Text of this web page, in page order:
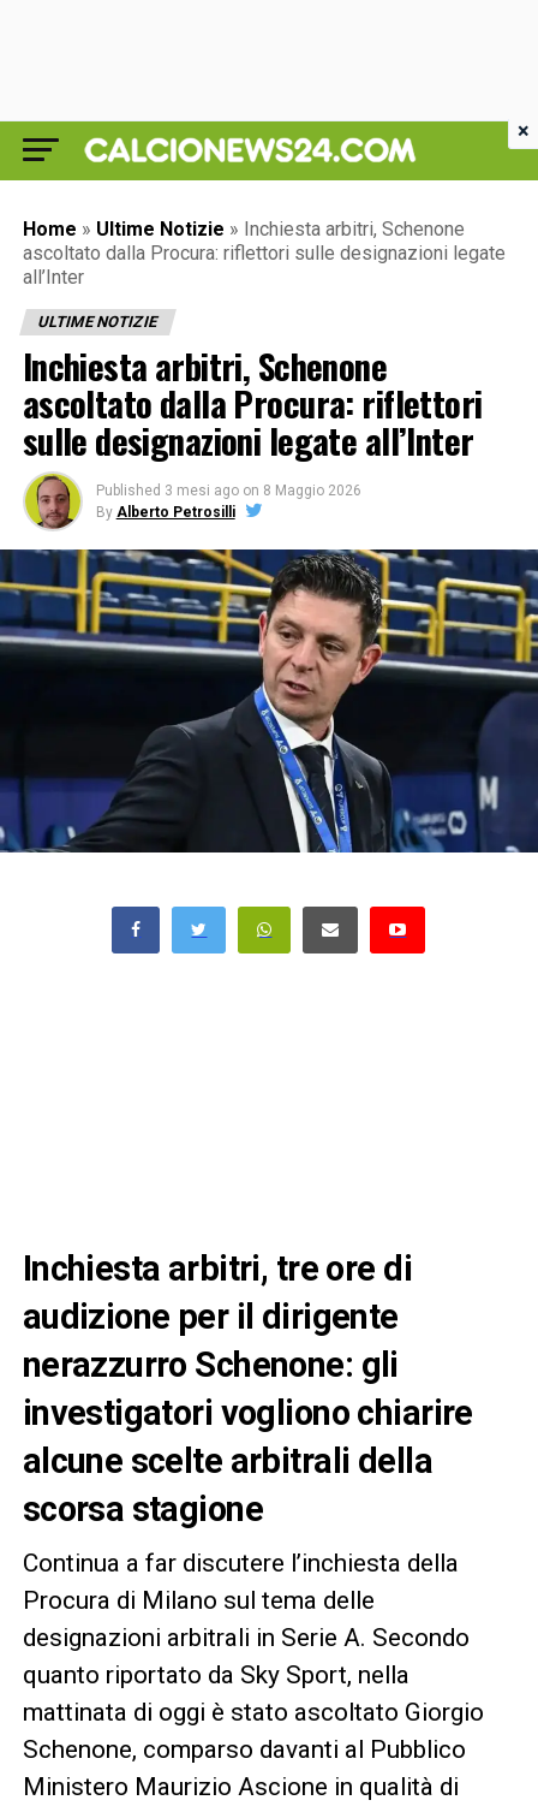
Home » Ultime Notizie » Inchiesta arbitri, Schenone
ascoltato dalla Procura: riflettori sulle designazioni legate
all’Inter
ULTIME NOTIZIE
Inchiesta arbitri, Schenone
ascoltato dalla Procura: riflettori
sulle designazioni legate all’Inter
Published 3 mesi ago on 8 Maggio 2026
By Alberto Petrosilli
Inchiesta arbitri, tre ore di
audizione per il dirigente
nerazzurro Schenone: gli
investigatori vogliono chiarire
alcune scelte arbitrali della
scorsa stagione
Continua a far discutere l’inchiesta della
Procura di Milano sul tema delle
designazioni arbitrali in Serie A. Secondo
quanto riportato da Sky Sport, nella
mattinata di oggi è stato ascoltato Giorgio
Schenone, comparso davanti al Pubblico
Ministero Maurizio Ascione in qualità di
×